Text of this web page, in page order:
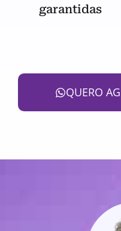
garantidas
QUERO